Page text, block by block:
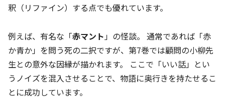
釈（リファイン）する点でも優れています。
例えば、有名な「赤マント 」の怪談。 通常であれば「赤
か青か」を問う死の二択ですが、第7巻では顧問の小柳先
生との意外な因縁が描かれます。 ここで「いい話」とい
うノイズを混入させることで、物語に奥行きを持たせるこ
とに成功しています。